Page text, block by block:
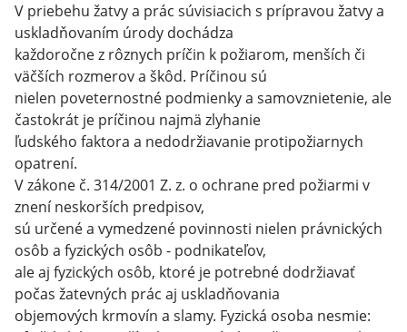
V priebehu žatvy a prác súvisiacich s prípravou žatvy a
uskladňovaním úrody dochádza
každoročne z rôznych príčin k požiarom, menších či
väčších rozmerov a škôd. Príčinou sú
nielen poveternostné podmienky a samovznietenie, ale
častokrát je príčinou najmä zlyhanie
ľudského faktora a nedodržiavanie protipožiarnych
opatrení.
V zákone č. 314/2001 Z. z. o ochrane pred požiarmi v
znení neskorších predpisov,
sú určené a vymedzené povinnosti nielen právnických
osôb a fyzických osôb - podnikateľov,
ale aj fyzických osôb, ktoré je potrebné dodržiavať
počas žatevných prác aj uskladňovania
objemových krmovín a slamy. Fyzická osoba nesmie: